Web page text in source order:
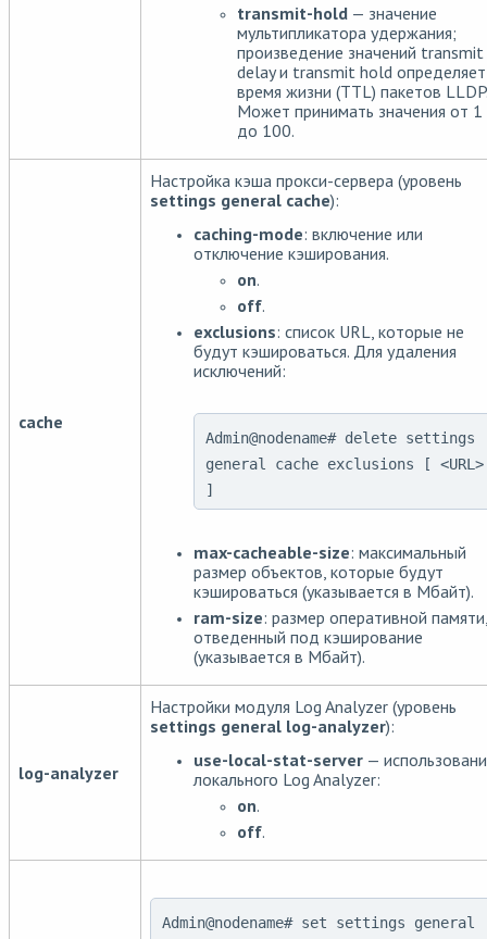
transmit-hold — значение
мультипликатора удержания;
произведение значений transmit
delay и transmit hold определяет
время жизни (TTL) пакетов LLDP.
Может принимать значения от 1
до 100.
cache
Настройка кэша прокси-сервера (уровень
settings general cache):
caching-mode: включение или
отключение кэширования.
on.
off.
exclusions: список URL, которые не
будут кэшироваться. Для удаления
исключений:
Admin@nodename# delete settings
general cache exclusions [ <URL>
]
max-cacheable-size: максимальный
размер объектов, которые будут
кэшироваться (указывается в Мбайт).
ram-size: размер оперативной памяти,
отведенный под кэширование
(указывается в Мбайт).
log-analyzer
Настройки модуля Log Analyzer (уровень
settings general log-analyzer):
use-local-stat-server —
локального Log Analyzer:
on.
off.
Admin@nodename# set settings general